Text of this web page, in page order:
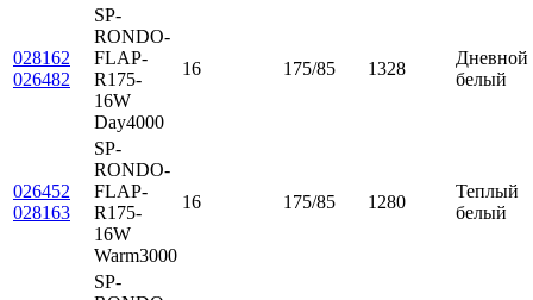
028162
026482
SP-
RONDO-
FLAP-
R175-
16W
Day4000
16 175/85 1328
Дневной
белый
026452
028163
SP-
RONDO-
FLAP-
R175-
16W
Warm3000
16 175/85 1280
Теплый
белый
SP-